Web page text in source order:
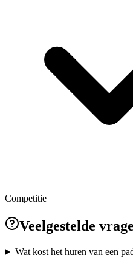
Competitie
Veelgestelde
Wat kost het huren van een